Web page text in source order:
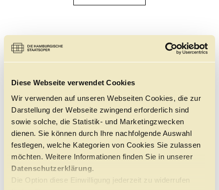
Diese Webseite verwendet Cookies
Wir verwenden auf unseren Webseiten Cookies, die zur
Darstellung der Webseite zwingend erforderlich sind
sowie solche, die Statistik- und Marketingzwecken
dienen. Sie können durch Ihre nachfolgende Auswahl
festlegen, welche Kategorien von Cookies Sie zulassen
möchten. Weitere Informationen finden Sie in unserer
Datenschutzerklärung.
Die Option diese Einwilligung jederzeit zu widerrufen